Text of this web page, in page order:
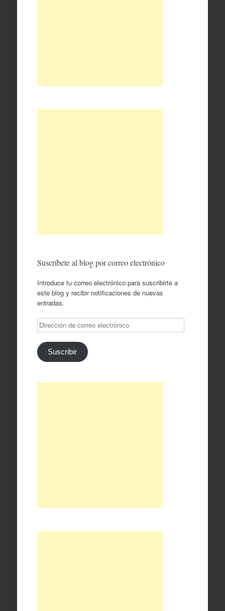
Suscríbete al blog por correo electrónico
Introduce tu correo electrónico para suscribirte a
este blog y recibir notificaciones de nuevas
entradas.
Dirección
de
correo
electrónico
Suscribir